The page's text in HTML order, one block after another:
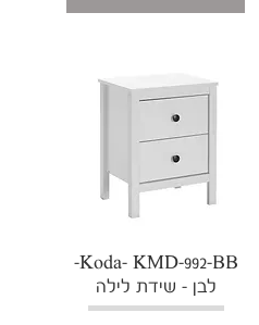
תצוגה מהירה
Koda- KMD-992-BB-
לבן - שידת לילה